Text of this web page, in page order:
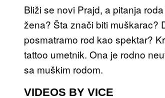
Bliži se novi Prajd, a pitanja
žena? Šta znači biti muškarac?
posmatramo rod kao spektar?
tattoo umetnik. Ona je rodno
sa muškim rodom.
VIDEOS BY VICE